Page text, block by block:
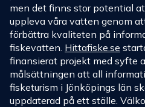
men det finns stor potential
uppleva våra vatten genom
förbättra kvaliteten på
fiskevatten. Hittafiske.se
finansierat projekt med syfte
målsättningen att all
fisketurism i Jönköpings län
uppdaterad på ett ställe.